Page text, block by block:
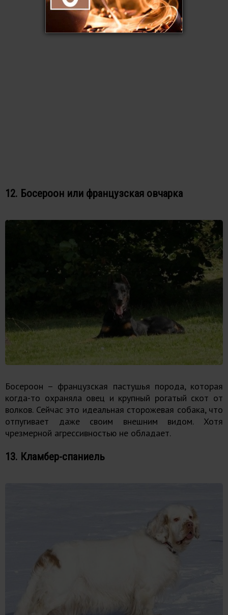
12. Босероон или французская овчарка
Босероон – французская пастушья порода, которая
когда-то охраняла овец и крупный рогатый скот от
волков. Сейчас это идеальная сторожевая собака, что
отпугивает даже своим внешним видом. Хотя
чрезмерной агрессивностью не обладает.
13. Кламбер-спаниель